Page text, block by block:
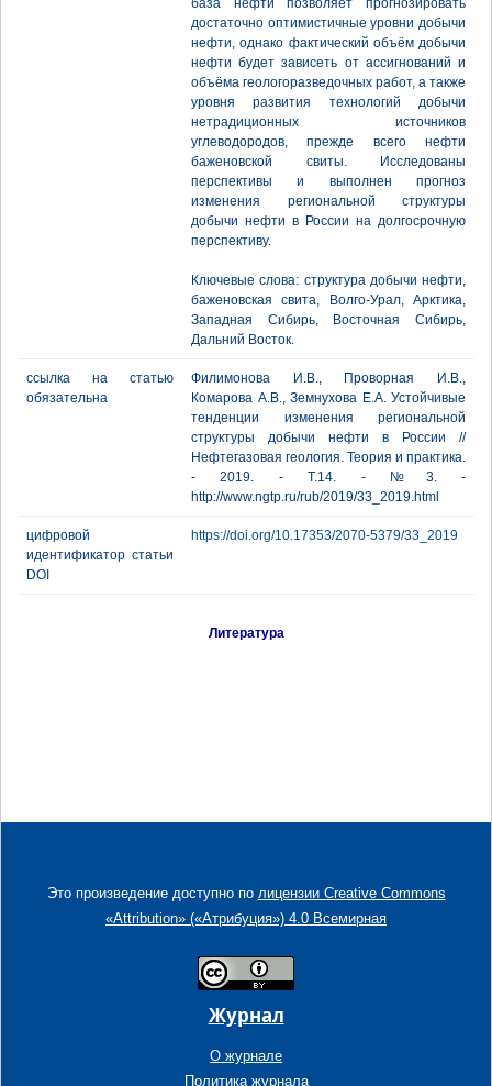
база нефти позволяет прогнозировать
достаточно оптимистичные уровни добычи
нефти, однако фактический объём добычи
нефти будет зависеть от ассигнований и
объёма геологоразведочных работ, а также
уровня развития технологий добычи
нетрадиционных источников
углеводородов, прежде всего нефти
баженовской свиты. Исследованы
перспективы и выполнен прогноз
изменения региональной структуры
добычи нефти в России на долгосрочную
перспективу.
Ключевые слова: структура добычи нефти,
баженовская свита, Волго-Урал, Арктика,
Западная Сибирь, Восточная Сибирь,
Дальний Восток.
ссылка на статью
обязательна
Филимонова И.В., Проворная И.В.,
Комарова А.В., Земнухова Е.А. Устойчивые
тенденции изменения региональной
структуры добычи нефти в России //
Нефтегазовая геология. Теория и практика.
- 2019. - Т.14. - №3. -
http://www.ngtp.ru/rub/2019/33_2019.html
цифровой
идентификатор статьи
DOI
https://doi.org/10.17353/2070-5379/33_2019
Литература
Это произведение доступно по лицензии Creative Commons
«Attribution» («Атрибуция») 4.0 Всемирная
Журнал
О журнале
Политика журнала